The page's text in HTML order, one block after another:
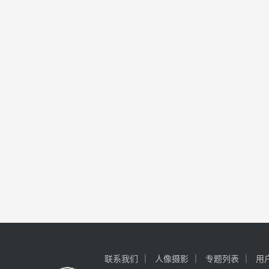
联系我们 人像摄影 专题列表 用